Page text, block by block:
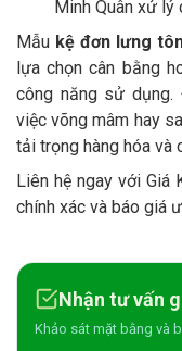
Minh Quân xử lý
Mẫu kệ đơn lưng
lựa chọn cân bằng
công năng sử
việc võng mâm hay
tải trọng hàng hóa và
Liên hệ ngay với Giá
chính xác và báo giá
Nhận tư vấn
Khảo sát mặt bằng và